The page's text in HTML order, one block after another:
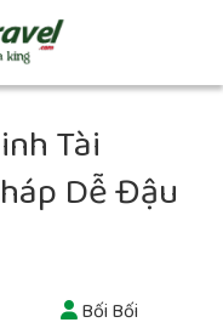
Tài
Dễ Đậu
Bối Bối